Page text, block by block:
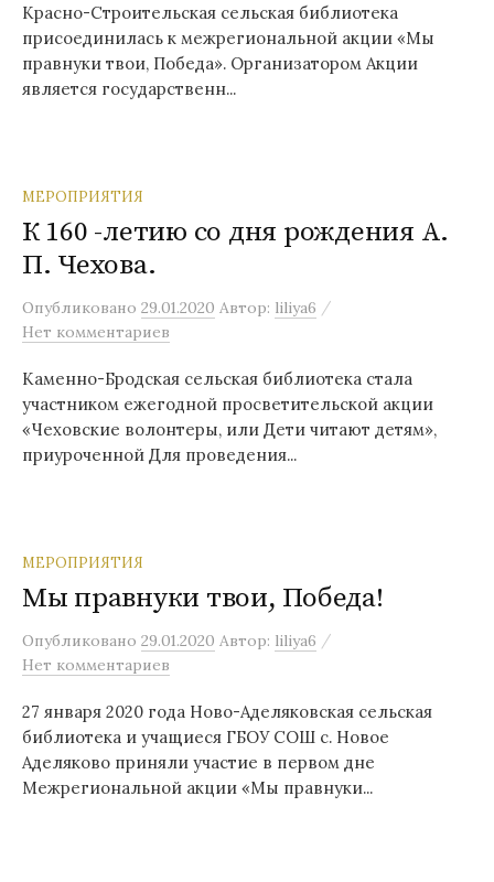
Красно-Строительская сельская библиотека
присоединилась к межрегиональной акции «Мы
правнуки твои, Победа». Организатором Акции
является государственн...
МЕРОПРИЯТИЯ
К 160 -летию со дня рождения А.
П. Чехова.
Опубликовано 29.01.2020 Автор: liliya6 /
Нет комментариев
Каменно-Бродская сельская библиотека стала
участником ежегодной просветительской акции
«Чеховские волонтеры, или Дети читают детям»,
приуроченной Для проведения...
МЕРОПРИЯТИЯ
Мы правнуки твои, Победа!
Опубликовано 29.01.2020 Автор: liliya6 /
Нет комментариев
27 января 2020 года Ново-Аделяковская сельская
библиотека и учащиеся ГБОУ СОШ с. Новое
Аделяково приняли участие в первом дне
Межрегиональной акции «Мы правнуки...